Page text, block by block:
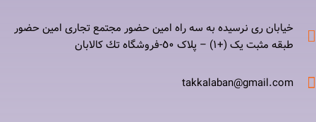
خیابان ری نرسيده به سه راه امين حضور مجتمع تجاری امين حضور
طبقه مثبت یک (+۱) – پلاک ٥٠-فروشگاه تك كالابان
takkalaban@gmail.com